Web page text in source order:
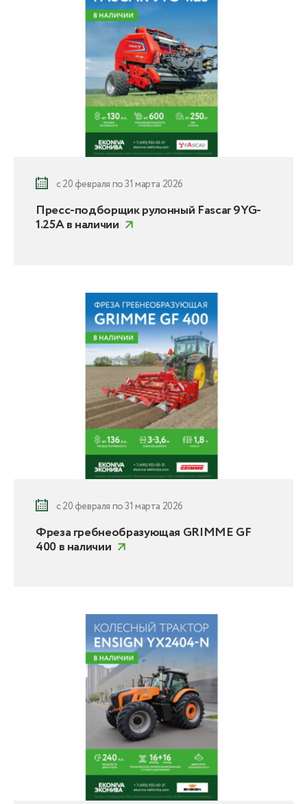
с 20 февраля по 31 марта 2026
Пресс-подборщик рулонный Fascar 9YG-
1.25A в наличии
с 20 февраля по 31 марта 2026
Фреза гребнеобразующая GRIMME GF
400 в наличии